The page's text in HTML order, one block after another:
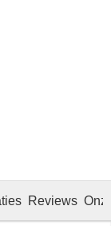
Reviews